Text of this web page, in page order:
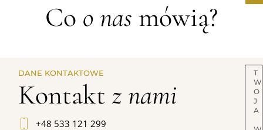
Co o nas mówią?
DANE KONTAKTOWE
Kontaktz nami
+48 533 121 299